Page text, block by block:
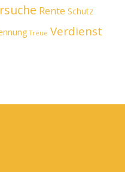
Rente Schutz
Treue Verdienst